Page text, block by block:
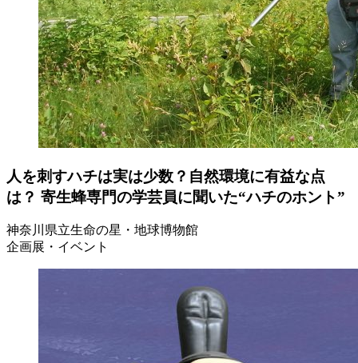
人を刺すハチは実は少数？自然環境に有益な点
は？ 寄生蜂専門の学芸員に聞いた“ハチのホント”
神奈川県立生命の星・地球博物館
企画展・イベント